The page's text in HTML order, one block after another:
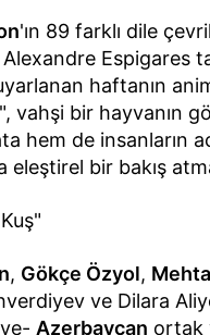
'ın 89 farklı dile
Espigares
haftanın
vahşi bir hayvanın
hem de insanların
eleştirel bir bakış
, Gökçe Özyol,
ve Dilara
Azerbaycan ortak